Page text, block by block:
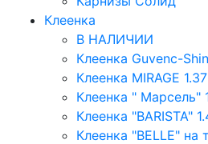
Клеенка
В НАЛИЧИИ
Клеенка Guvenc-
Клеенка MIRAGE
Клеенка " Марсель"
Клеенка "BARISTA"
Клеенка "BELLE" на